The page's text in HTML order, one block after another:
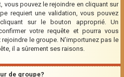
vous pouvez le rejoindre en cliquant sur
requiert une validation, vous pouvez
sur le bouton approprié. Un
votre requête et pourra vous
le groupe. N’importunez pas le
il a sûrement ses raisons.
de groupe?